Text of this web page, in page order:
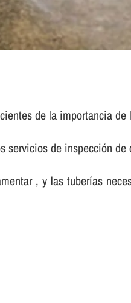
de la importancia de
servicios de inspección
, y las tuberí­as